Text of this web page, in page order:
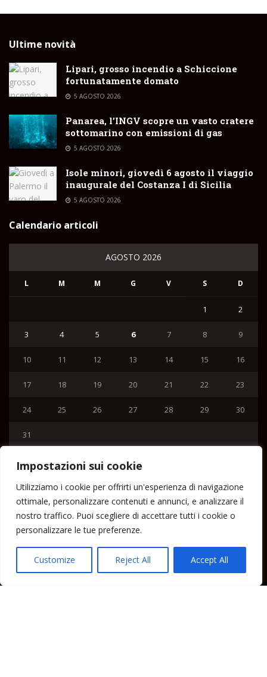
Impostazioni sui cookie
Utilizziamo i cookie per offrirti un'esperienza di navigazione
ottimale, personalizzare contenuti e annunci, e analizzare il
nostro traffico. Puoi scegliere di accettare tutti i cookie o
personalizzare le tue preferenze.
Customize Reject All Accept All
Ultime novità
Lipari, grosso incendio a Schiccione
fortunatamente domato
5 AGOSTO 2026
Panarea, l’INGV scopre un vasto cratere
sottomarino con emissioni di gas
5 AGOSTO 2026
Isole minori, giovedì 6 agosto il viaggio
inaugurale del Costanza I di Sicilia
5 AGOSTO 2026
Calendario articoli
AGOSTO 2026
L M M G V S D
1 2
3 4 5 6 7 8 9
10 11 12 13 14 15 16
17 18 19 20 21 22 23
24 25 26 27 28 29 30
31
Home
Lipari News
Cronaca Lipari
Politica Lipari
Cultura Lipari